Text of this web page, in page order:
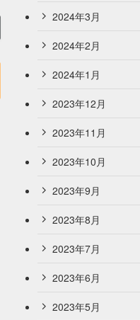
2024年3月
2024年2月
2024年1月
2023年12月
2023年11月
2023年10月
2023年9月
2023年8月
2023年7月
2023年6月
2023年5月